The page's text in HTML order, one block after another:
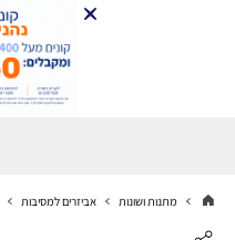
מתנות ושונות אביזרים למסיבות